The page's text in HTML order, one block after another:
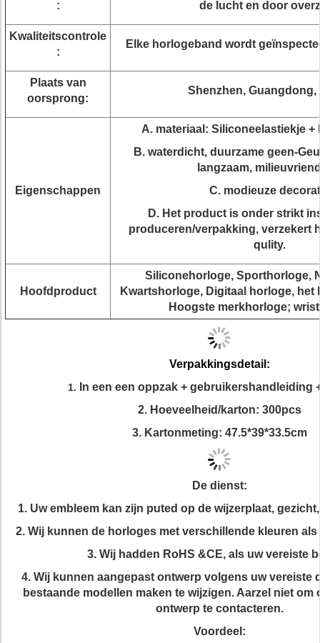
:
de lucht en door
Kwaliteitscontrole
:
Elke horlogeband wordt
Plaats van
oorsprong:
Shenzhen, Guangdong,
Eigenschappen
A. materiaal: Siliconeelastiekje
B. waterdicht, duurzame geen-
langzaam,
C. modieuze
D. Het product is onder strikt
produceren/verpakking, verzekert
qulity.
Hoofdproduct
Siliconehorloge, Sporthorloge,
Kwartshorloge, Digitaal horloge, het
Hoogste merkhorloge;
Verpakkingsdetail:
1.
In een een oppzak + gebruikershandleiding
2. Hoeveelheid/karton: 300pcs
3. Kartonmeting: 47.5*39*33.5cm
De dienst:
1. Uw embleem kan zijn puted op de wijzerplaat,
2. Wij kunnen de horloges met verschillende kleuren als
3. Wij hadden RoHS &CE, als uw vereiste
4. Wij kunnen aangepast ontwerp volgens uw vereiste
bestaande modellen maken te wijzigen. Aarzel niet
ontwerp te contacteren.
Voordeel: